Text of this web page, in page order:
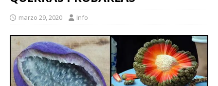
marzo 29, 2020 Info